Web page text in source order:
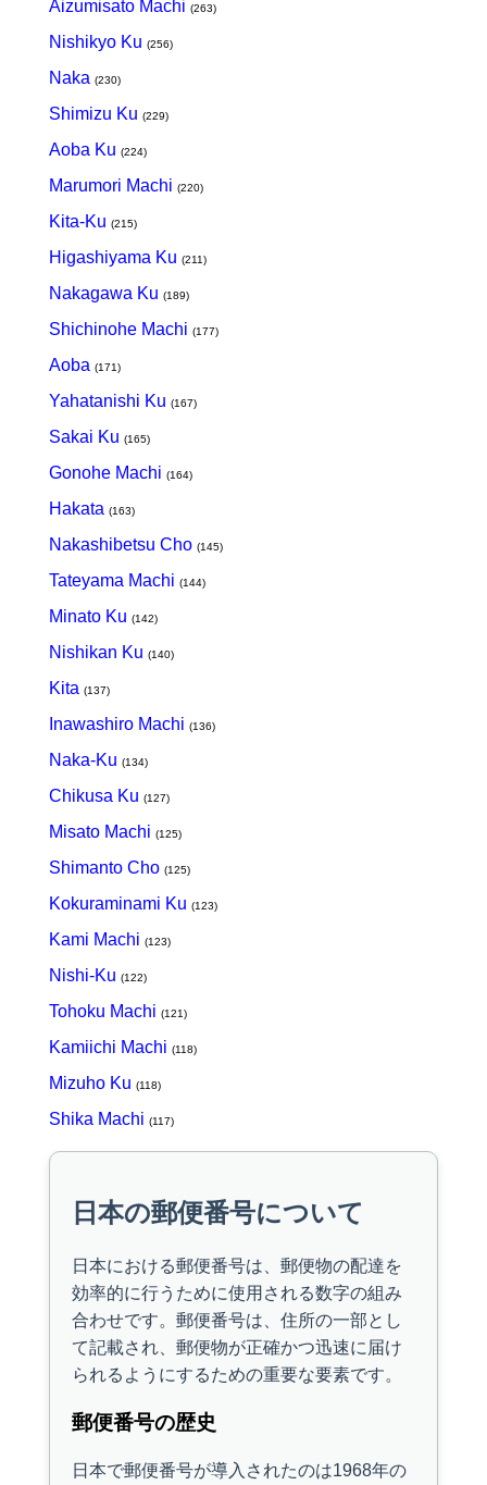
Aizumisato Machi (263)
Nishikyo Ku (256)
Naka (230)
Shimizu Ku (229)
Aoba Ku (224)
Marumori Machi (220)
Kita-Ku (215)
Higashiyama Ku (211)
Nakagawa Ku (189)
Shichinohe Machi (177)
Aoba (171)
Yahatanishi Ku (167)
Sakai Ku (165)
Gonohe Machi (164)
Hakata (163)
Nakashibetsu Cho (145)
Tateyama Machi (144)
Minato Ku (142)
Nishikan Ku (140)
Kita (137)
Inawashiro Machi (136)
Naka-Ku (134)
Chikusa Ku (127)
Misato Machi (125)
Shimanto Cho (125)
Kokuraminami Ku (123)
Kami Machi (123)
Nishi-Ku (122)
Tohoku Machi (121)
Kamiichi Machi (118)
Mizuho Ku (118)
Shika Machi (117)
日本の郵便番号について
日本における郵便番号は、郵便物の配達を
効率的に行うために使用される数字の組み
合わせです。郵便番号は、住所の一部とし
て記載され、郵便物が正確かつ迅速に届け
られるようにするための重要な要素です。
郵便番号の歴史
日本で郵便番号が導入されたのは1968年の